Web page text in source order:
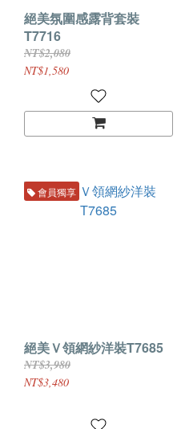
絕美氛圍感露背套裝
T7716
NT$2,080
NT$1,580
會員獨享
絕美Ｖ領網紗洋裝T7685
NT$3,980
NT$3,480